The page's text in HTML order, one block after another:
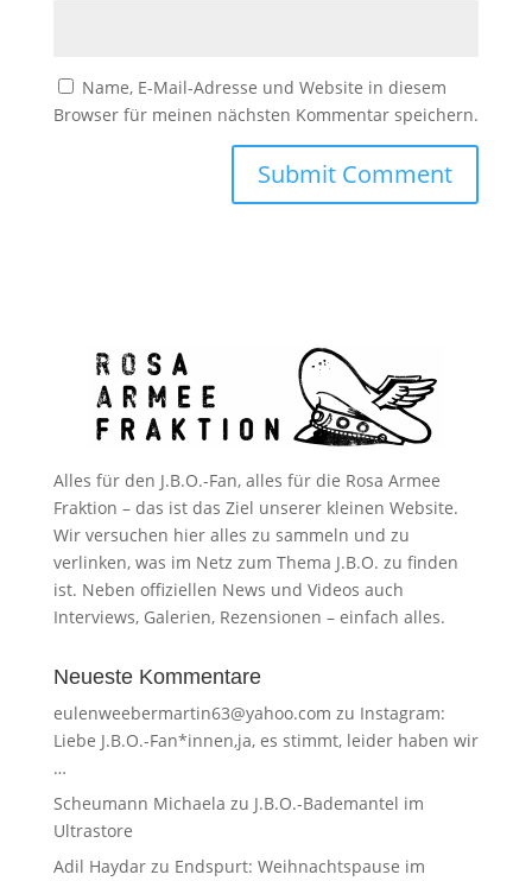
Name, E-Mail-Adresse und Website in diesem
Browser für meinen nächsten Kommentar speichern.
Alles für den J.B.O.-Fan, alles für die Rosa Armee
Fraktion – das ist das Ziel unserer kleinen Website.
Wir versuchen hier alles zu sammeln und zu
verlinken, was im Netz zum Thema J.B.O. zu finden
ist. Neben offiziellen News und Videos auch
Interviews, Galerien, Rezensionen – einfach alles.
Neueste Kommentare
eulenweebermartin63@yahoo.com zu Instagram:
Liebe J.B.O.-Fan*innen,ja, es stimmt, leider haben wir
…
Scheumann Michaela zu J.B.O.-Bademantel im
Ultrastore
Adil Haydarzu Endspurt: Weihnachtspause im